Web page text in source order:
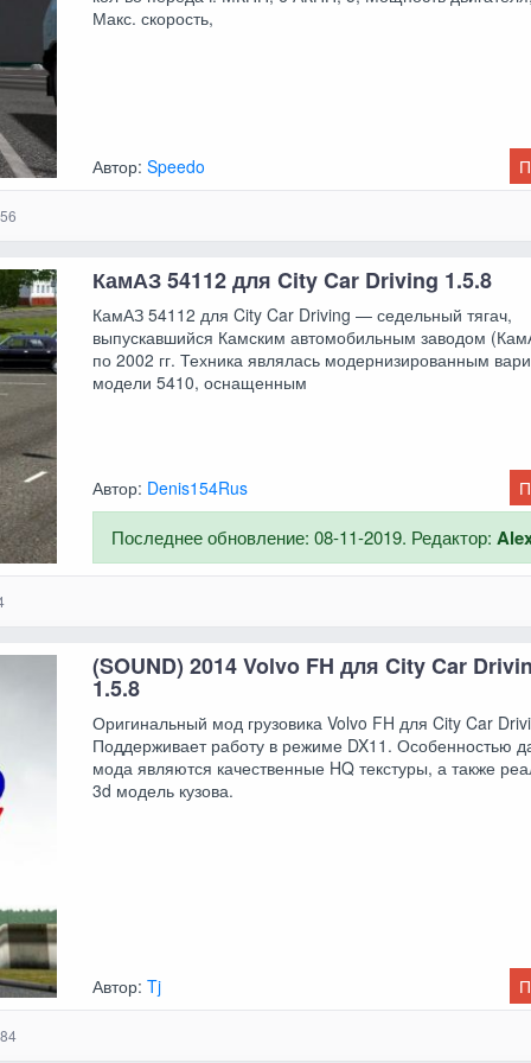
Макс. скорость,
Автор:Speedo
КамАЗ 54112 для City Car Driving 1.5.8
КамАЗ 54112 для City Car Driving — седельный тягач,
выпускавшийся Камским автомобильным заводом
по 2002 гг. Техника являлась модернизированным
модели 5410, оснащенным
Автор: Denis154Rus
Последнее обновление: 08-11-2019. Редактор:
(SOUND) 2014 Volvo FH для City Car
1.5.8
Оригинальный мод грузовика Volvo FH для City Car
Поддерживает работу в режиме DX11. Особенностью
мода являются качественные HQ текстуры, а также
3d модель кузова.
Автор:Tj